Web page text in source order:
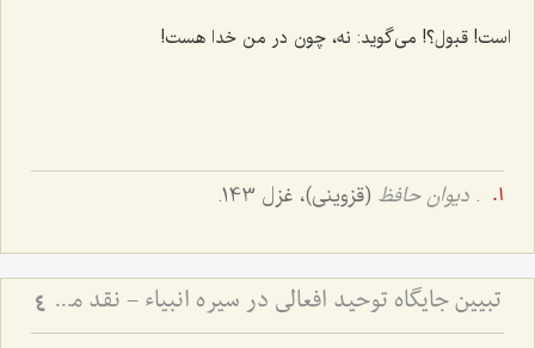
است! قبول؟! می‌گوید: نه، چون در من خدا هست!
. دیوان حافظ (قزوینی)، غزل 143.
تبیین جایگاه توحید افعالی در سیره انبیاء - نقد مدعیان دروغین و ضرورت خروج از خودپرستی 4